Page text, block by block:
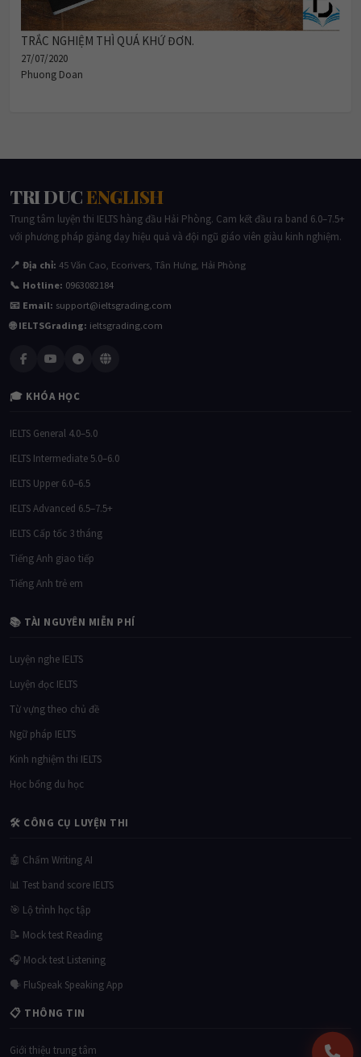
TRẮC NGHIỆM THÌ QUÁ KHỨ ĐƠN.
27/07/2020
Phuong Doan
TRI DUCENGLISH
Trung tâm luyện thi IELTS hàng đầu Hải Phòng. Cam kết đầu ra band 6.0–7.5+
với phương pháp giảng dạy hiệu quả và đội ngũ giáo viên giàu kinh nghiệm.
📍 Địa chỉ: 45 Văn Cao, Ecorivers, Tân Hưng, Hải Phòng
📞 Hotline: 0963082184
📧 Email: support@ieltsgrading.com
🌐 IELTSGrading: ieltsgrading.com
🎓 KHÓA HỌC
IELTS General 4.0–5.0
IELTS Intermediate 5.0–6.0
IELTS Upper 6.0–6.5
IELTS Advanced 6.5–7.5+
IELTS Cấp tốc 3 tháng
Tiếng Anh giao tiếp
Tiếng Anh trẻ em
📚 TÀI NGUYÊN MIỄN PHÍ
Luyện nghe IELTS
Luyện đọc IELTS
Từ vựng theo chủ đề
Ngữ pháp IELTS
Kinh nghiệm thi IELTS
Học bổng du học
🛠 CÔNG CỤ LUYỆN THI
🤖 Chấm Writing AI
📊 Test band score IELTS
🎯 Lộ trình học tập
📝 Mock test Reading
🎧 Mock test Listening
🗣 FluSpeak Speaking App
📋 THÔNG TIN
Giới thiệu trung tâm